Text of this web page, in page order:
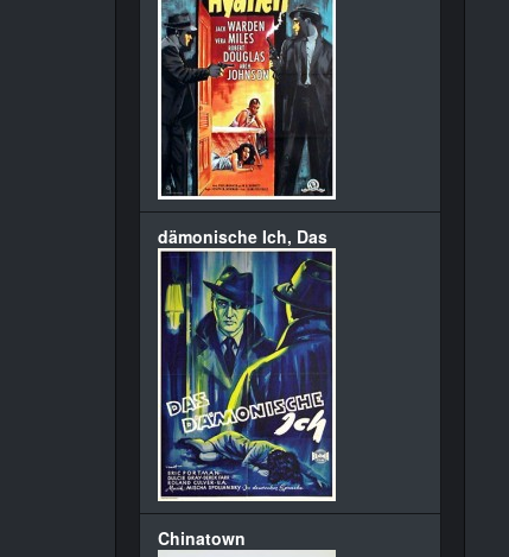
dämonische Ich, Das
Chinatown